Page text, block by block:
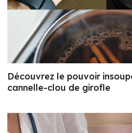
Découvrez le pouvoir
cannelle-clou de girofle